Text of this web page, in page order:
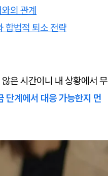
의 관계
합법적 퇴소 전략
은 시간이니 내 상황에서 무
단계에서 대응 가능한지 먼